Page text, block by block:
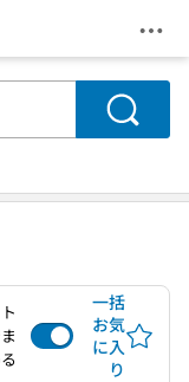
メ
検索
一括
お気
に入
り